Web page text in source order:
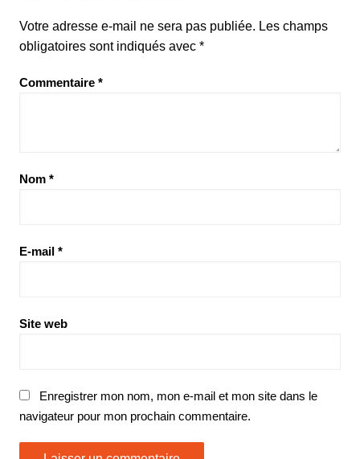
Votre adresse e-mail ne sera pas publiée. Les champs
obligatoires sont indiqués avec *
Commentaire *
Nom *
E-mail *
Site web
Enregistrer mon nom, mon e-mail et mon site dans le
navigateur pour mon prochain commentaire.